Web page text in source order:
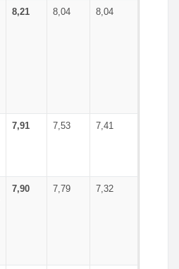
8,21 8,04 8,04
7,91 7,53 7,41
7,90 7,79 7,32